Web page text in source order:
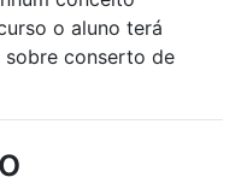
o aluno terá
conserto de